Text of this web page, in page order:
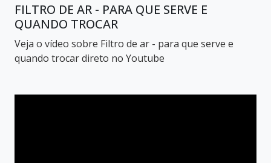
FILTRO DE AR - PARA QUE SERVE E
QUANDO TROCAR
Veja o vídeo sobre Filtro de ar - para que serve e
quando trocar direto no Youtube